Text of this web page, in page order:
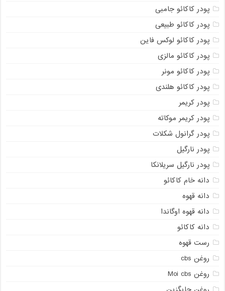
پودر کاکائو جامبی
پودر کاکائو طبیعی
پودر کاکائو لوکس فاین
پودر کاکائو مالزی
پودر کاکائو مونر
پودر کاکائو هلندی
پودر کریمر
پودر کریمر موکاته
پودر گرانول شکلات
پودر نارگیل
پودر نارگیل سریلانکا
دانه خام کاکائو
دانه قهوه
دانه قهوه اوگاندا
دانه کاکائو
رست قهوه
روغن cbs
روغن Moi cbs